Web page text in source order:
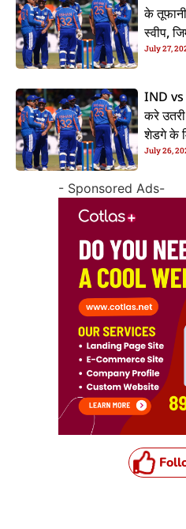
के
स्वीप,
July 27,
IND vs
करे
शेडगे के
July 26,
- Sponsored Ads-